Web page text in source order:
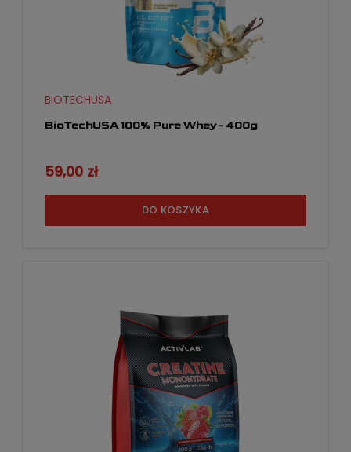
BioTechUSA 100% Pure Whey - 400g
BIOTECHUSA
59,00 zł
DO KOSZYKA